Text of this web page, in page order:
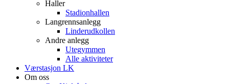
Haller
Stadionhallen
Langrennsanlegg
Linderudkollen
Andre anlegg
Utegymmen
Alle aktiviteter
Værstasjon LK
Om oss